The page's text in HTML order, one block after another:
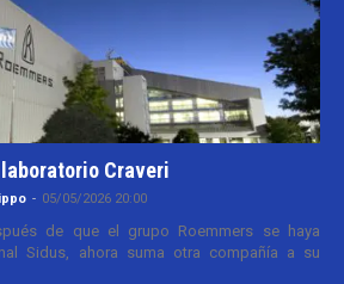
Craveri
- 05/05/2026 20:00
de que el grupo Roemmers se haya
Sidus, ahora suma otra compañía a su